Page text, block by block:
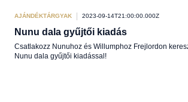
AJÁNDÉKTÁRGYAK 2023-09-14T21:00:00.000Z
Nunu dala gyűjtői kiadás
Csatlakozz Nunuhoz és Willumphoz Frejlordon
Nunu dala gyűjtői kiadással!